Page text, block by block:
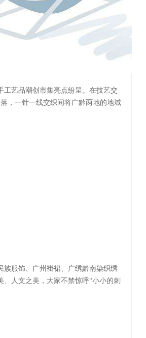
艺品潮创市集亮点纷呈。在技艺交
，一针一线交织间将广黔两地的地域
族服饰、广州褂裙、广绣黔南染织绣
人文之美，大家不禁惊呼“小小的刺